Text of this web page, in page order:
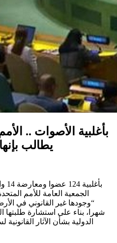
بأغلبية الأصوات ..
يطالب
الجمعية العامة للأمم
شهرا، بناء على استشارة
الدولية بشأن الآثار